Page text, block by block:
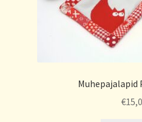
Muhepajalapid
€